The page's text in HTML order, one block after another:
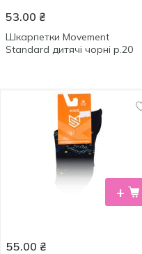
53.00 ₴
Шкарпетки Movement
Standard дитячі чорні р.20
+
55.00 ₴